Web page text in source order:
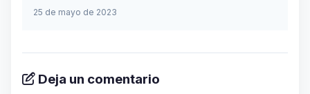
25 de mayo de 2023
Deja un comentario